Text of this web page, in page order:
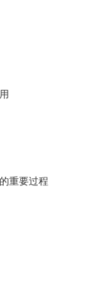
重要过程